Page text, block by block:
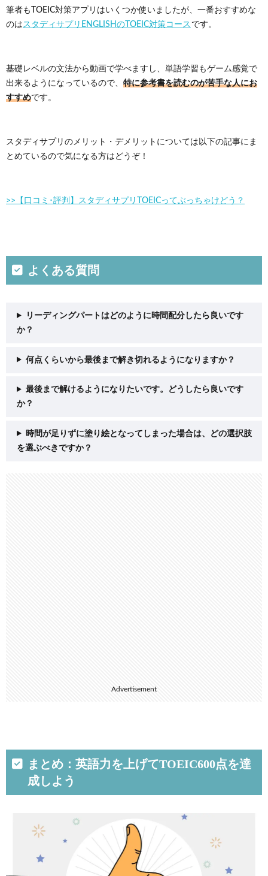
筆者もTOEIC対策アプリはいくつか使いましたが、一番おすすめな
のはスタディサプリENGLISHのTOEIC対策コース です。
基礎レベルの文法から動画で学べますし、単語学習もゲーム感覚で
出来るようになっているので、 特に参考書を読むのが苦手な人にお
すすめです。
スタディサプリのメリット・デメリットについては以下の記事にま
とめているので気になる方はどうぞ！
>>【口コミ･評判】スタディサプリTOEICってぶっちゃけどう？
よくある質問
リーディングパートはどのように時間配分したら良いです
か？
何点くらいから最後まで解き切れるようになりますか？
最後まで解けるようになりたいです。どうしたら良いです
か？
時間が足りずに塗り絵となってしまった場合は、どの選択肢
を選ぶべきですか？
Advertisement
まとめ：英語力を上げてTOEIC600点を達
成しよう